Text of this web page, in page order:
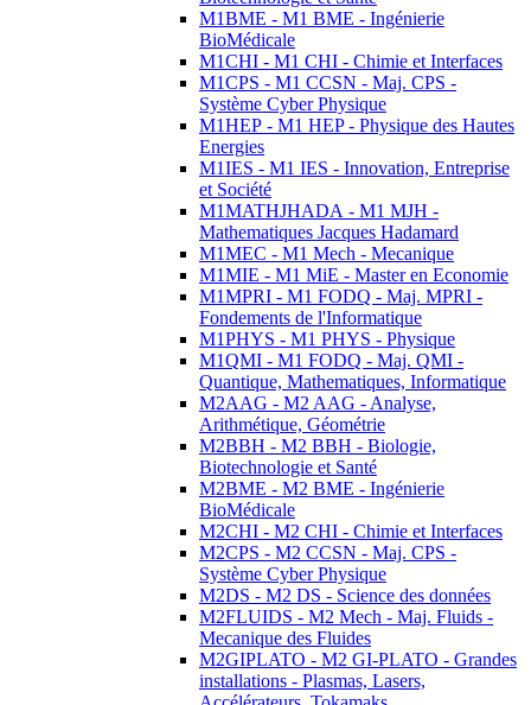
M1BME - M1 BME - Ingénierie
BioMédicale
M1CHI - M1 CHI - Chimie et Interfaces
M1CPS - M1 CCSN - Maj. CPS -
Système Cyber Physique
M1HEP - M1 HEP - Physique des Hautes
Energies
M1IES - M1 IES - Innovation, Entreprise
et Société
M1MATHJHADA - M1 MJH -
Mathematiques Jacques Hadamard
M1MEC - M1 Mech - Mecanique
M1MIE - M1 MiE - Master en Economie
M1MPRI - M1 FODQ - Maj. MPRI -
Fondements de l'Informatique
M1PHYS - M1 PHYS - Physique
M1QMI - M1 FODQ - Maj. QMI -
Quantique, Mathematiques, Informatique
M2AAG - M2 AAG - Analyse,
Arithmétique, Géométrie
M2BBH - M2 BBH - Biologie,
Biotechnologie et Santé
M2BME - M2 BME - Ingénierie
BioMédicale
M2CHI - M2 CHI - Chimie et Interfaces
M2CPS - M2 CCSN - Maj. CPS -
Système Cyber Physique
M2DS - M2 DS - Science des données
M2FLUIDS - M2 Mech - Maj. Fluids -
Mecanique des Fluides
M2GIPLATO - M2 GI-PLATO - Grandes
installations - Plasmas, Lasers,